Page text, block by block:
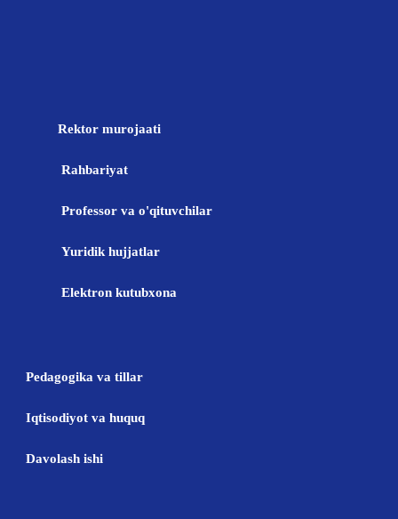
Rektor murojaati
Rahbariyat
Professor va o'qituvchilar
Yuridik hujjatlar
Elektron kutubxona
Pedagogika va tillar
Iqtisodiyot va huquq
Davolash ishi